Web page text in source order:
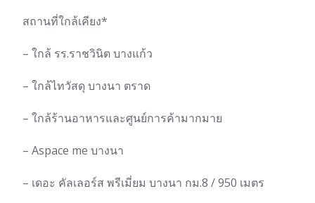
สถานที่ใกล้เคียง*
– ใกล้ รร.ราชวินิต บางแก้ว
– ใกล้ไทวัสดุ บางนา ตราด
– ใกล้ร้านอาหารและศูนย์การค้ามากมาย
– Aspace me บางนา
– เดอะ คัลเลอร์ส พรีเมี่ยม บางนา กม.8 / 950 เมตร